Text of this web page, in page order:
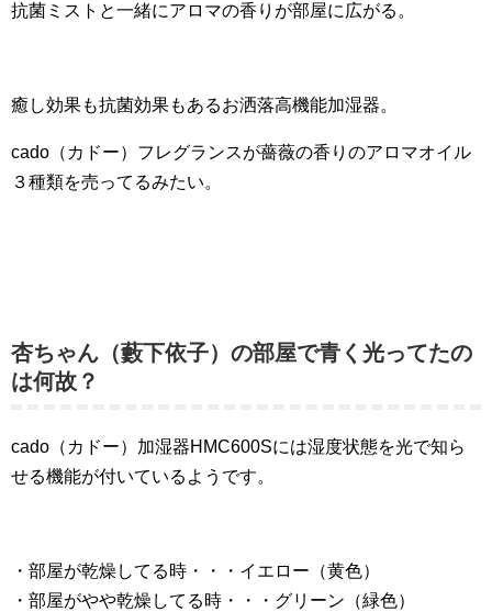
抗菌ミストと一緒にアロマの香りが部屋に広がる。
癒し効果も抗菌効果もあるお洒落高機能加湿器。
cado（カドー）フレグランスが薔薇の香りのアロマオイル
３種類を売ってるみたい。
杏ちゃん（藪下依子）の部屋で青く光ってたの
は何故？
cado（カドー）加湿器HMC600Sには湿度状態を光で知ら
せる機能が付いているようです。
・部屋が乾燥してる時・・・イエロー（黄色）
・部屋がやや乾燥してる時・・・グリーン（緑色）